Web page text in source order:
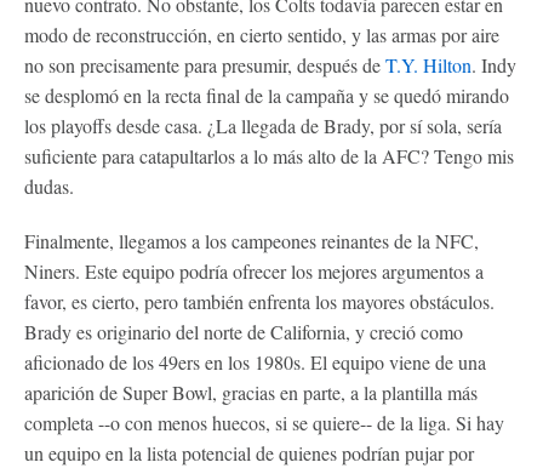
modo de reconstrucción, en cierto sentido, y las armas por aire
no son precisamente para presumir, después deT.Y. Hilton. Indy
se desplomó en la recta final de la campaña y se quedó mirando
los playoffs desde casa. ¿La llegada de Brady, por sí sola, sería
suficiente para catapultarlos a lo más alto de la AFC? Tengo mis
dudas.
Finalmente, llegamos a los campeones reinantes de la NFC,
Niners. Este equipo podría ofrecer los mejores argumentos a
favor, es cierto, pero también enfrenta los mayores obstáculos.
Brady es originario del norte de California, y creció como
aficionado de los 49ers en los 1980s. El equipo viene de una
aparición de Super Bowl, gracias en parte, a la plantilla más
completa --o con menos huecos, si se quiere-- de la liga. Si hay
un equipo en la lista potencial de quienes podrían pujar por